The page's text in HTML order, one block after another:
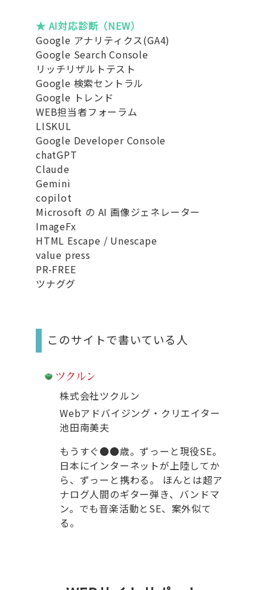
★ AI対応診断（NEW）
Google アナリティクス(GA4)
Google Search Console
リッチリザルトテスト
Google 検索セントラル
Google トレンド
WEB担当者フォーラム
LISKUL
Google Developer Console
chatGPT
Claude
Gemini
copilot
Microsoft の AI 画像ジェネレーター
ImageFx
HTML Escape / Unescape
value press
PR-FREE
ツナググ
このサイトで書いている人
株式会社ツクルン
Webアドバイジング・クリエイター
池田南美夫
もうすぐ●●歳。ずっーと現役SE。
日本にインターネットが上陸してか
ら、ずっーと携わる。 ほんとは超ア
ナログ人間のギター弾き、バンドマ
ン。でも音楽活動とSE、案外似て
る。